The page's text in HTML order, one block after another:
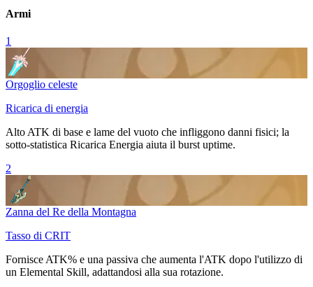
Armi
1
Orgoglio celeste
Ricarica di energia
Alto ATK di base e lame del vuoto che infliggono danni fisici; la
sotto-statistica Ricarica Energia aiuta il burst uptime.
2
Zanna del Re della Montagna
Tasso di CRIT
Fornisce ATK% e una passiva che aumenta l'ATK dopo l'utilizzo di
un Elemental Skill, adattandosi alla sua rotazione.